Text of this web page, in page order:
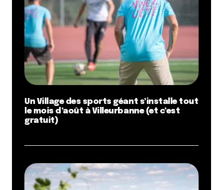
Un Village des sports géant s’installe tout
le mois d’août à Villeurbanne (et c’est
gratuit)